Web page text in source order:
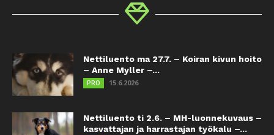
Nettiluento ma 27.7. – Koiran kivun hoito
– Anne Myller –...
PRO 15.6.2026
Nettiluento ti 2.6. – MH-luonnekuvaus –
kasvattajan ja harrastajan työkalu –...